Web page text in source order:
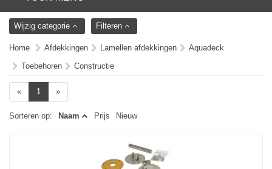
Wijzig categorie Filteren
Home Afdekkingen Lamellen afdekkingen
Aquadeck
Toebehoren
Constructie
« 1 »
Sorteren op: Naam Prijs Nieuw